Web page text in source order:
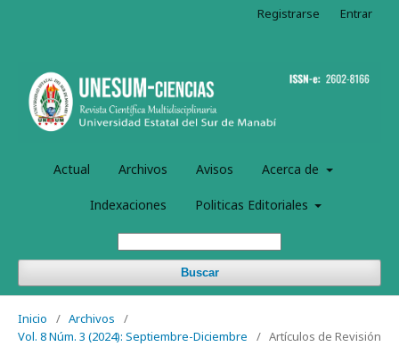
Actual Archivos Avisos Acerca de
Indexaciones Politicas Editoriales
Buscar
Registrarse Entrar
Inicio / Archivos
/
Vol. 8 Núm. 3 (2024): Septiembre-Diciembre
/ Artículos de Revisión